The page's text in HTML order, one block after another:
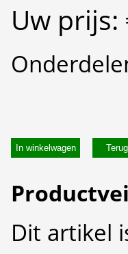
Uw prijs:
In winkelwagen
Dit artikel